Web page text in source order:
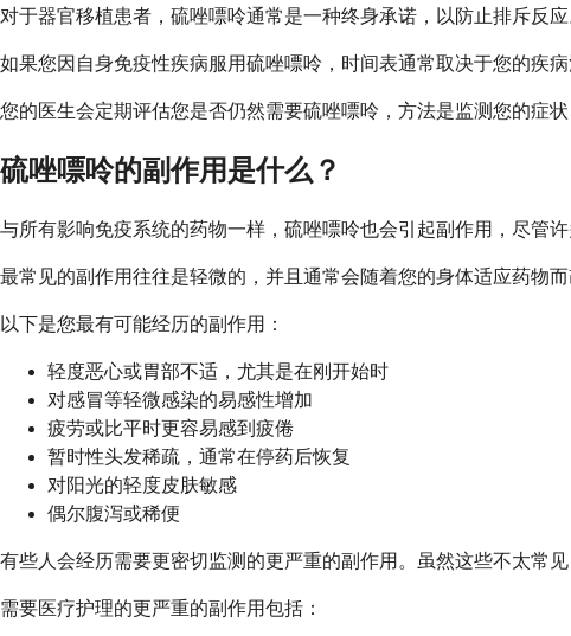
对于器官移植患者，硫唑嘌呤通常是一种终身承诺，以防止排斥反
如果您因自身免疫性疾病服用硫唑嘌呤，时间表通常取决于您的疾
您的医生会定期评估您是否仍然需要硫唑嘌呤，方法是监测您的症
硫唑嘌呤的副作用是什么？
与所有影响免疫系统的药物一样，硫唑嘌呤也会引起副作用，尽管
最常见的副作用往往是轻微的，并且通常会随着您的身体适应药物
以下是您最有可能经历的副作用：
轻度恶心或胃部不适，尤其是在刚开始时
对感冒等轻微感染的易感性增加
疲劳或比平时更容易感到疲倦
暂时性头发稀疏，通常在停药后恢复
对阳光的轻度皮肤敏感
偶尔腹泻或稀便
有些人会经历需要更密切监测的更严重的副作用。虽然这些不太常
需要医疗护理的更严重的副作用包括：